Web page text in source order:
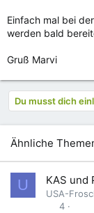
Einfach mal bei
werden bald
Gruß Marvi
Du musst dich
Ähnliche
U KAS und
USA-
4